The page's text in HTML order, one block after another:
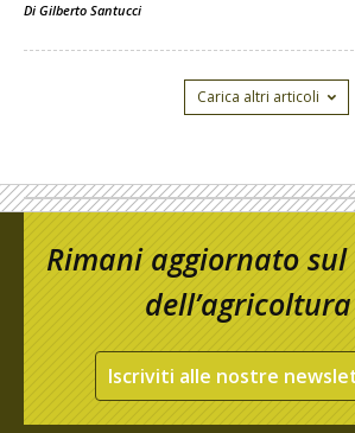
Di Gilberto Santucci
Carica altri articoli
Rimani aggiornato
dell’agricoltura
Iscriviti alle nostre